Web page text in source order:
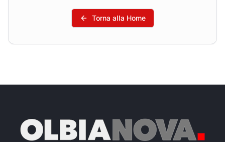
Torna alla Home